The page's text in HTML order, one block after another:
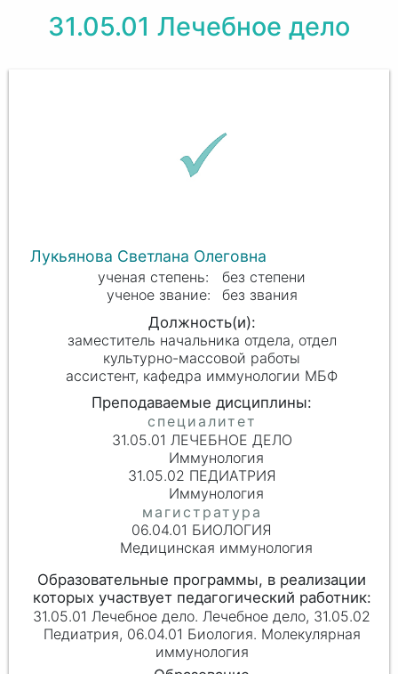
31.05.01 Лечебное дело
Лукьянова Светлана Олеговна
без степени
без звания
заместитель начальника отдела, отдел
культурно-массовой работы
ассистент, кафедра иммунологии МБФ
31.05.01 ЛЕЧЕБНОЕ ДЕЛО
Иммунология
31.05.02 ПЕДИАТРИЯ
Иммунология
06.04.01 БИОЛОГИЯ
Медицинская иммунология
31.05.01 Лечебное дело. Лечебное дело, 31.05.02
Педиатрия, 06.04.01 Биология. Молекулярная
иммунология